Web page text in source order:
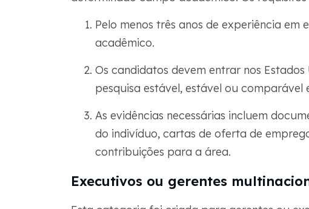
Pelo menos três anos de experiência em
acadêmico.
Os candidatos devem entrar nos
pesquisa estável, estável ou comparável
As evidências necessárias incluem
do indivíduo, cartas de oferta de
contribuições para a área.
Executivos ou gerentes